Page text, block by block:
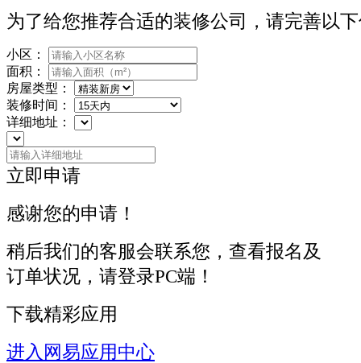
为了给您推荐合适的装修公司，请完善以
小区：
面积：
房屋类型：
装修时间：
详细地址：
立即申请
感谢您的申请！
稍后我们的客服会联系您，查看报名及
订单状况，请登录PC端！
下载精彩应用
进入网易应用中心